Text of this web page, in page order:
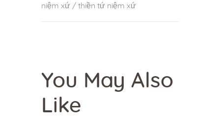
niệm xứ / thiền tứ niệm xứ
You May Also
Like